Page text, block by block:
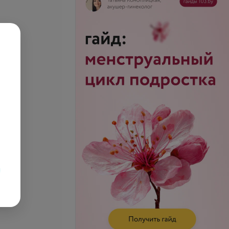
White» (вс—чт) Дом «А-frame White» (пт—сб)
Цена по запросу